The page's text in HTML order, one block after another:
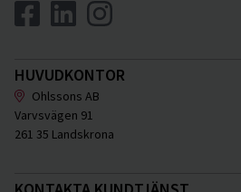
HUVUDKONTOR
Ohlssons AB
Varvsvägen 91
261 35 Landskrona